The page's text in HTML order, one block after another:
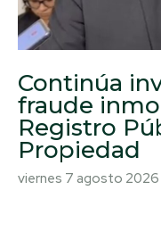
Continúa
fraude
Registro
Propiedad
viernes 7 agosto 2026